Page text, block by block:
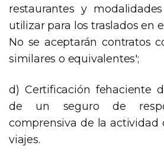
restaurantes y
utilizar para los traslados en
No se aceptarán contratos
similares o equivalentes';
d) Certificación fehaciente
de un seguro de
comprensiva de la actividad
viajes.